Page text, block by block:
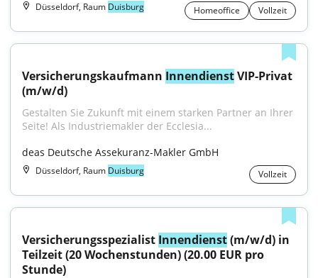
Düsseldorf, Raum Duisburg Homeoffice Vollzeit
Versicherungskaufmann Innendienst VIP-Privat
(m/w/d)
Gestalten Sie Zukunft mit einem starken Partner an Ihrer
Seite! Als Industriemakler der Ecclesia...
deas Deutsche Assekuranz-Makler GmbH
Düsseldorf, Raum Duisburg Vollzeit
Versicherungsspezialist Innendienst (m/w/d) in
Teilzeit (20 Wochenstunden) (20.00 EUR pro
Stunde)